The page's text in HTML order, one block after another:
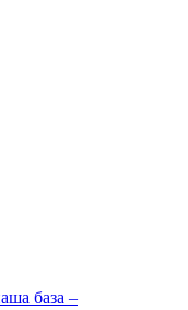
база –